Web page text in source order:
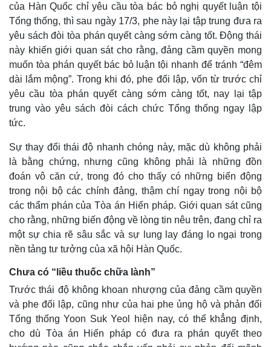
Kinh tế
Bất động sản
Thị trường
Giá vàng
Tiêu dùng
Tỷ giá
Chứng khoán
Giá cà phê
của Hàn Quốc chỉ yêu cầu tòa bác bỏ nghị quyết luận tội
Tổng thống, thì sau ngày 17/3, phe này lại tập trung đưa ra
yêu sách đòi tòa phán quyết càng sớm càng tốt. Động thái
này khiến giới quan sát cho rằng, đảng cầm quyền mong
muốn tòa phán quyết bác bỏ luận tội nhanh để tránh “đêm
dài lắm mộng”. Trong khi đó, phe đối lập, vốn từ trước chỉ
yêu cầu tòa phán quyết càng sớm càng tốt, nay lại tập
trung vào yêu sách đòi cách chức Tổng thống ngay lập
tức.
Sự thay đổi thái độ nhanh chóng này, mặc dù không phải
là bằng chứng, nhưng cũng không phải là những đồn
đoán vô căn cứ, trong đó cho thấy có những biến động
trong nội bộ các chính đảng, thậm chí ngay trong nội bộ
các thẩm phán của Tòa án Hiến pháp. Giới quan sát cũng
cho rằng, những biến động về lòng tin nêu trên, đang chỉ ra
một sự chia rẽ sâu sắc và sự lung lay đáng lo ngại trong
nền tảng tư tưởng của xã hội Hàn Quốc.
Chưa có “liều thuốc chữa lành”
Trước thái độ không khoan nhượng của đảng cầm quyền
và phe đối lập, cũng như của hai phe ủng hộ và phản đối
Tổng thống Yoon Suk Yeol hiện nay, có thể khẳng định,
cho dù Tòa án Hiến pháp có đưa ra phán quyết theo